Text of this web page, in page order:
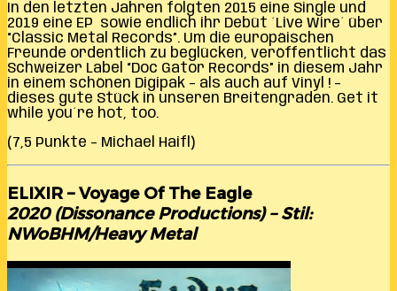
In den letzten Jahren folgten 2015 eine Single und
2019 eine EP sowie endlich ihr Debüt ´Live Wire´ über
“Classic Metal Records”. Um die europäischen
Freunde ordentlich zu beglücken, veröffentlicht das
Schweizer Label “Doc Gator Records” in diesem Jahr
in einem schönen Digipak – als auch auf Vinyl ! –
dieses gute Stück in unseren Breitengraden. Get it
while you´re hot, too.
(7,5 Punkte – Michael Haifl)
ELIXIR – Voyage Of The Eagle
2020 (Dissonance Productions) – Stil:
NWoBHM/Heavy Metal